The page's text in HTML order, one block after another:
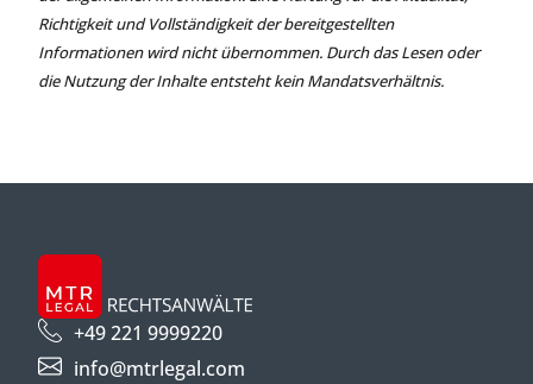
Richtigkeit und Vollständigkeit der bereitgestellten
Informationen wird nicht übernommen. Durch das Lesen oder
die Nutzung der Inhalte entsteht kein Mandatsverhältnis.
+49 221 9999220
info@mtrlegal.com